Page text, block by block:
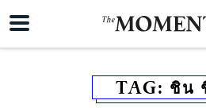
TAG: ชิน